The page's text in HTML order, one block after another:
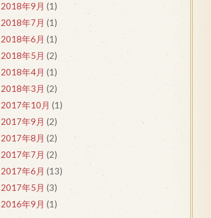
2018年9月 (1)
2018年7月 (1)
2018年6月 (1)
2018年5月 (2)
2018年4月 (1)
2018年3月 (2)
2017年10月 (1)
2017年9月 (2)
2017年8月 (2)
2017年7月 (2)
2017年6月 (13)
2017年5月 (3)
2016年9月 (1)